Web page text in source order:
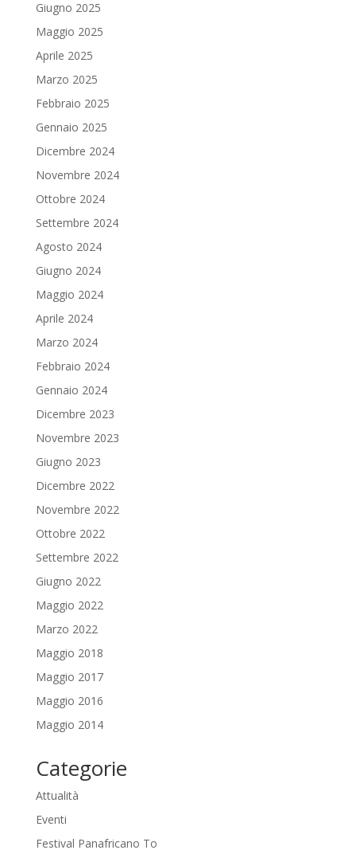
Giugno 2025
Maggio 2025
Aprile 2025
Marzo 2025
Febbraio 2025
Gennaio 2025
Dicembre 2024
Novembre 2024
Ottobre 2024
Settembre 2024
Agosto 2024
Giugno 2024
Maggio 2024
Aprile 2024
Marzo 2024
Febbraio 2024
Gennaio 2024
Dicembre 2023
Novembre 2023
Giugno 2023
Dicembre 2022
Novembre 2022
Ottobre 2022
Settembre 2022
Giugno 2022
Maggio 2022
Marzo 2022
Maggio 2018
Maggio 2017
Maggio 2016
Maggio 2014
Categorie
Attualità
Eventi
Festival Panafricano To